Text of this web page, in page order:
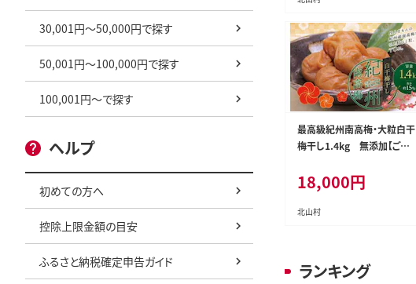
30,001円～50,000円で探す
50,001円～100,000円で探す
100,001円～で探す
ヘルプ
初めての方へ
控除上限金額の目安
ふるさと納税確定申告ガイド
最高級紀州南高梅・大粒白干
梅干し1.4kg 無添加【ご家
18,000円
北山村
ランキング